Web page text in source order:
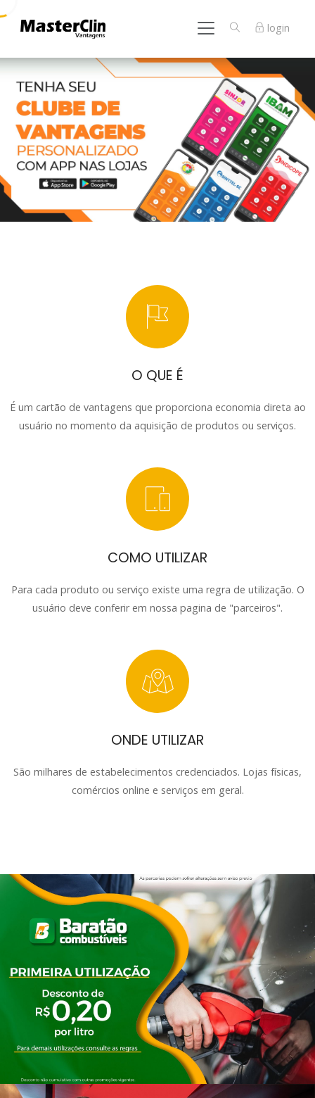
login
O QUE É
É um cartão de vantagens que proporciona economia direta ao
usuário no momento da aquisição de produtos ou serviços.
COMO UTILIZAR
Para cada produto ou serviço existe uma regra de utilização. O
usuário deve conferir em nossa pagina de "parceiros".
ONDE UTILIZAR
São milhares de estabelecimentos credenciados. Lojas físicas,
comércios online e serviços em geral.